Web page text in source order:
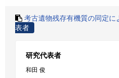
考古遺物残存有機質の同定に
表者
研究代表者
和田 俊